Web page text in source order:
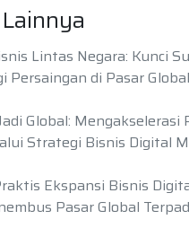
Lintas Negara: Kunci
Persaingan di Pasar
Global:
Strategi Bisnis Digital
Ekspansi Bisnis
Pasar Global